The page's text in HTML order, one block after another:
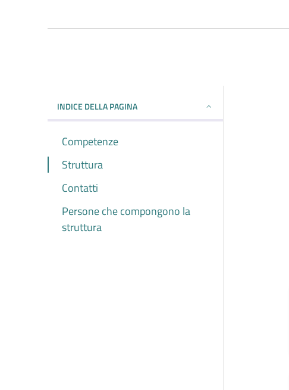
INDICE DELLA PAGINA
Competenze
Struttura
Contatti
Persone che compongono la
struttura